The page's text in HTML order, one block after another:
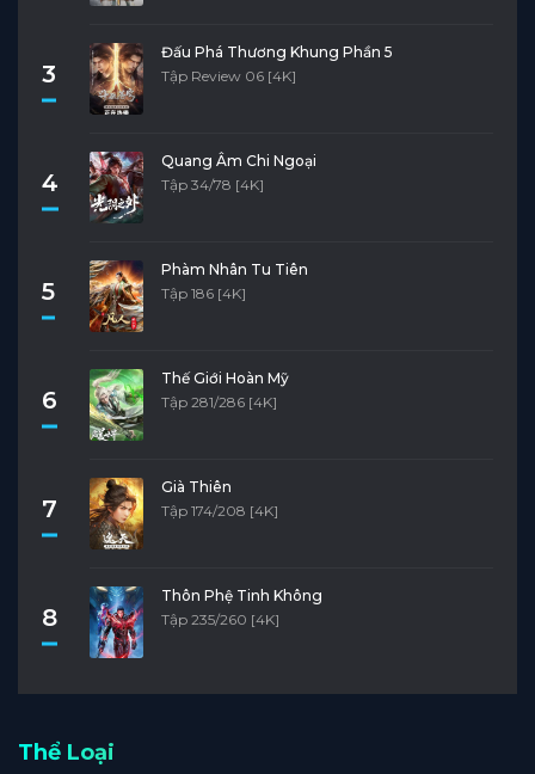
3
Đấu Phá Thương Khung Phần 5
Tập Review 06 [4K]
4
Quang Âm Chi Ngoại
Tập 34/78 [4K]
5
Phàm Nhân Tu Tiên
Tập 186 [4K]
6
Thế Giới Hoàn Mỹ
Tập 281/286 [4K]
7
Già Thiên
Tập 174/208 [4K]
8
Thôn Phệ Tinh Không
Tập 235/260 [4K]
Thể Loại